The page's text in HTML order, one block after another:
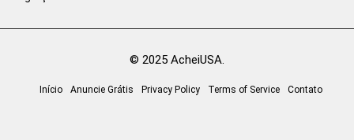
© 2025 AcheiUSA.
Início Anuncie Grátis Privacy Policy Terms of Service Contato